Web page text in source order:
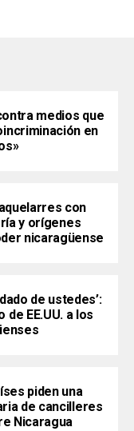
medios que
en
con
y orígenes
nicaragüense
de ustedes’:
EE.UU. a los
piden una
de cancilleres
Nicaragua